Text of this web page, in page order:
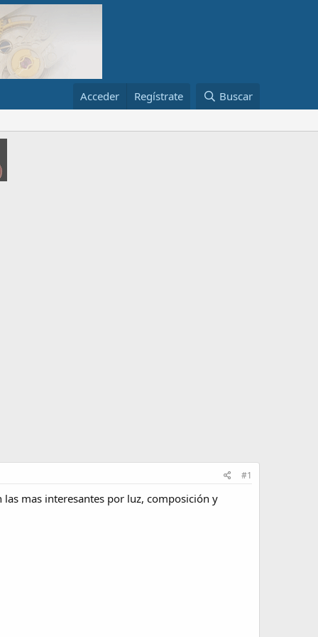
Acceder Regístrate Buscar
#1
mas interesantes por luz, composición y